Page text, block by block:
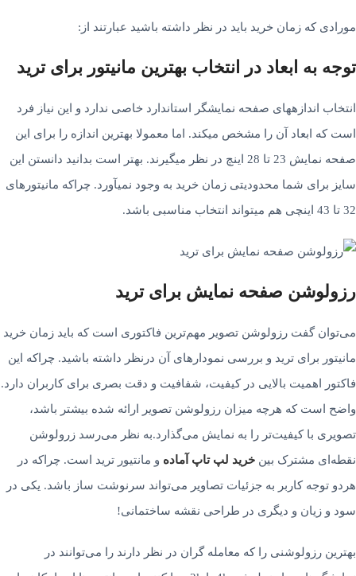
مورادی که زمان خرید باید در نظر داشته باشید عبارتند از:
توجه به ابعاد در انتخاب بهترین مانیتور برای ترید
انتخاب اندازه­های صفحه نمایشگر استاندارد خاصی ندارد و این نیاز فرد
است که ابعاد آن را مشخص می­کند. اما معمولا بهترین اندازه را برای این
صفحه نمایش 23 تا 28 اینچ در نظر می­گیرند. بهتر است بدانید دانستن این
سایز برای شما محدودیتی زمان خرید به وجود نمی­آورد. چراکه مانیتورهای
32 تا 43 اینچی هم می­تواند انتخاب مناسبی باشد.
رزولوشن صفحه نمایش برای ترید
می­‌توان گفت رزولوشن تصویر مهم‌­ترین فاکتوری است که باید زمان خرید
مانیتور برای ترید و بررسی نمودارهای آن درنظر داشته ­باشید. چراکه این
فاکتور اهمیت بالایی در کیفیت، شفافیت و دقت بصری برای کاربران دارد.
واضح است که هرچه میزان رزولوشن تصویر ارائه شده بیشتر باشد،
تصویری با کیفیت‌­تر را به نمایش می­‌گذارد.به نظر می‌­رسد زرولوشن
نقطه‌­ای مشترک بین خرید لپ تاپ آماده و مانتیور ترید است. چراکه در
هردو توجه کاربر به جزئیات تصاویر می­‌تواند سرنوشت ساز باشد. یکی در
سود و زیان و دیگری در طراحی نقشه ساختمانی!
بهترین رزولوشنی را که معامله گران در نظر دارند را می‌­توانند در